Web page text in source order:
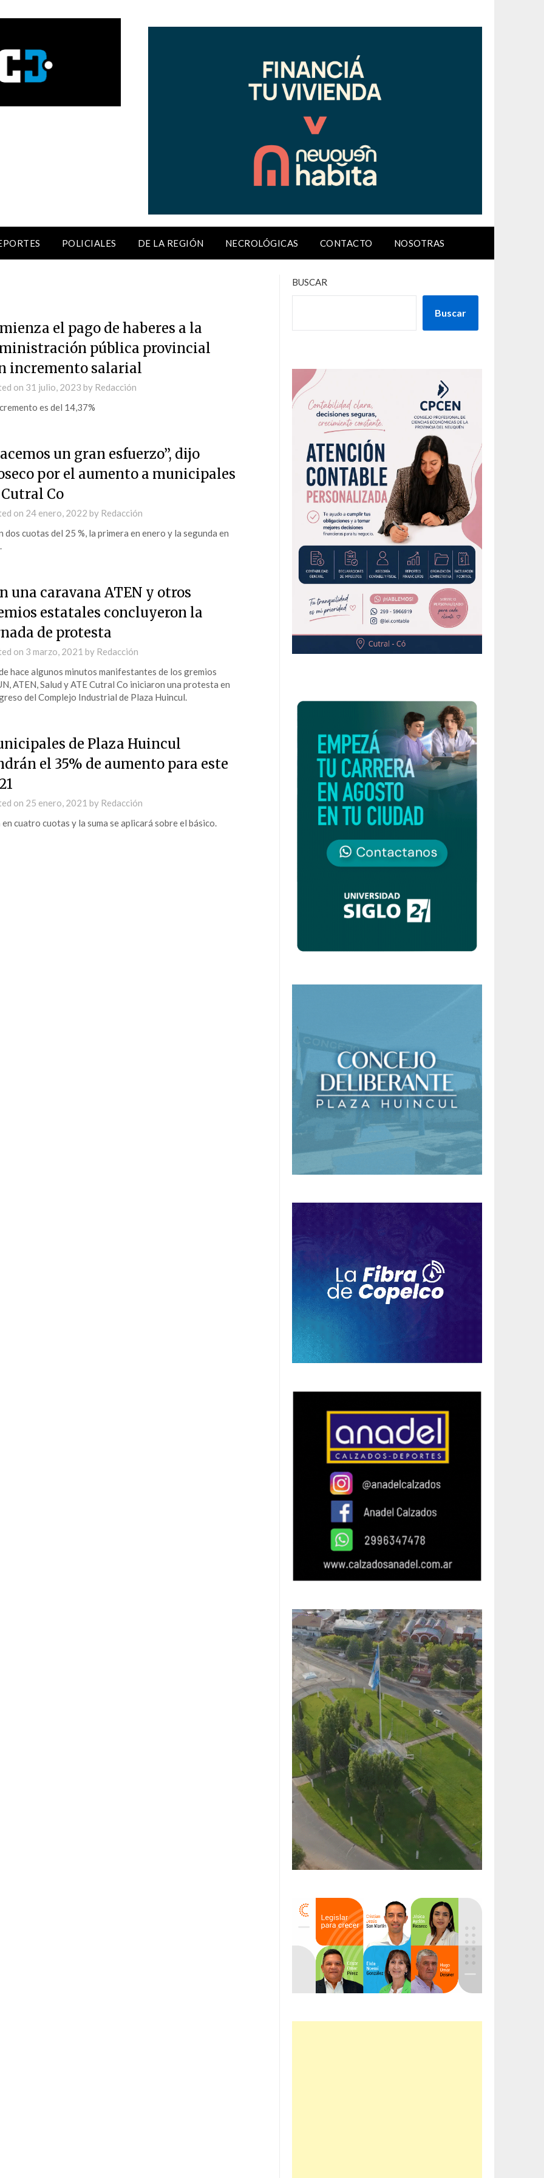
POLICIALES DE LA REGIÓN NECROLÓGICAS CONTACTO NOSOTRAS
el pago de haberes a la
pública provincial
incremento salarial
on 31 julio, 2023 by Redacción
es del 14,37%
un gran esfuerzo”, dijo
por el aumento a municipales
Co
on 24 enero, 2022 by Redacción
dos cuotas del 25 %, la primera en enero y la segunda en
una caravana ATEN y otros
estatales concluyeron la
de protesta
on 3 marzo, 2021 by Redacción
hace algunos minutos manifestantes de los gremios
ATEN, Salud y ATE Cutral Co iniciaron una protesta en
del Complejo Industrial de Plaza Huincul.
de Plaza Huincul
el 35% de aumento para este
on 25 enero, 2021 by Redacción
en cuatro cuotas y la suma se aplicará sobre el básico.
BUSCAR
Buscar